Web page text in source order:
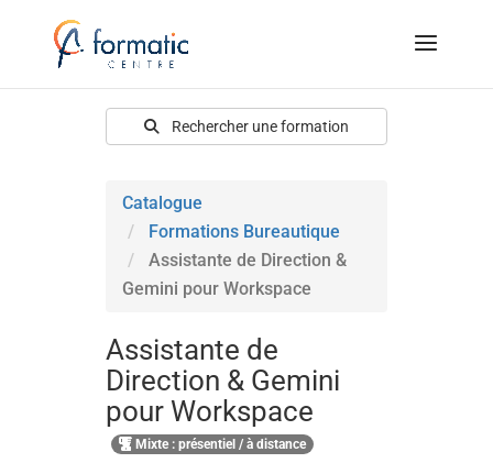
Rechercher une formation
Catalogue
Formations Bureautique
Assistante de Direction &
Gemini pour Workspace
Assistante de
Direction & Gemini
pour Workspace
Mixte : présentiel / à distance